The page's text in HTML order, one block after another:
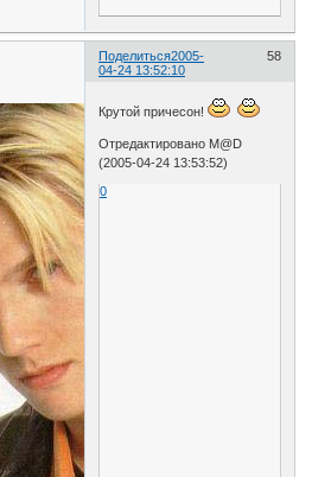
Поделиться 58
2005-
04-24 13:52:10
Крутой причесон!
Отредактировано M@D
(2005-04-24 13:53:52)
0